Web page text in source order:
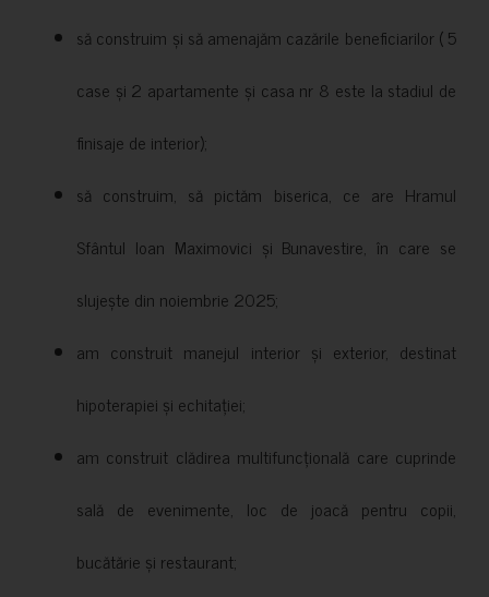
să construim și să amenajăm cazările beneficiarilor ( 5
case și 2 apartamente și casa nr 8 este la stadiul de
finisaje de interior);
să construim, să pictăm biserica, ce are Hramul
Sfântul Ioan Maximovici și Bunavestire, în care se
slujește din noiembrie 2025;
am construit manejul interior și exterior, destinat
hipoterapiei și echitației;
am construit clădirea multifuncțională care cuprinde
sală de evenimente, loc de joacă pentru copii,
bucătărie și restaurant;